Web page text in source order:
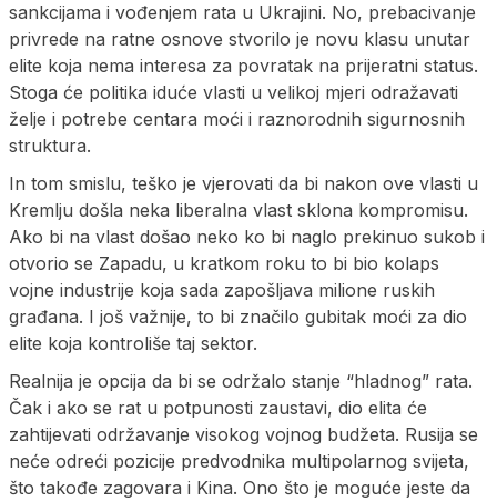
sankcijama i vođenjem rata u Ukrajini. No, prebacivanje
privrede na ratne osnove stvorilo je novu klasu unutar
elite koja nema interesa za povratak na prijeratni status.
Stoga će politika iduće vlasti u velikoj mjeri odražavati
želje i potrebe centara moći i raznorodnih sigurnosnih
struktura.
In tom smislu, teško je vjerovati da bi nakon ove vlasti u
Kremlju došla neka liberalna vlast sklona kompromisu.
Ako bi na vlast došao neko ko bi naglo prekinuo sukob i
otvorio se Zapadu, u kratkom roku to bi bio kolaps
vojne industrije koja sada zapošljava milione ruskih
građana. I još važnije, to bi značilo gubitak moći za dio
elite koja kontroliše taj sektor.
Realnija je opcija da bi se održalo stanje “hladnog” rata.
Čak i ako se rat u potpunosti zaustavi, dio elita će
zahtijevati održavanje visokog vojnog budžeta. Rusija se
neće odreći pozicije predvodnika multipolarnog svijeta,
što takođe zagovara i Kina. Ono što je moguće jeste da